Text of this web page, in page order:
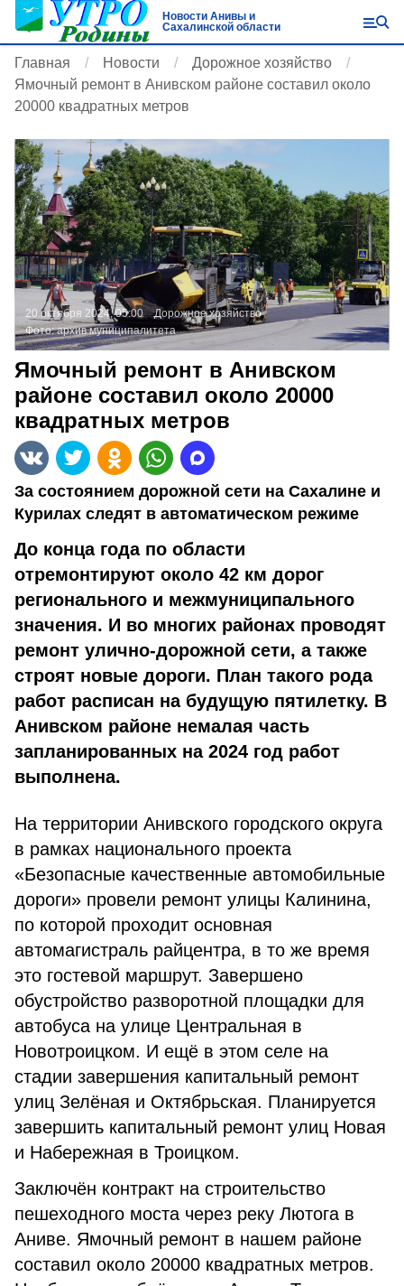
Новости Анивы и
Сахалинской области
Главная Новости
Дорожное хозяйство
Ямочный ремонт в Анивском районе составил около
20000 квадратных метров
20 октября 2024, 05:00
Дорожное хозяйство
Фото:архив муниципалитета
Ямочный ремонт в Анивском
районе составил около 20000
квадратных метров
За состоянием дорожной сети на Сахалине и
Курилах следят в автоматическом режиме
До конца года по области
отремонтируют около 42 км дорог
регионального и межмуниципального
значения. И во многих районах проводят
ремонт улично-дорожной сети, а также
строят новые дороги. План такого рода
работ расписан на будущую пятилетку. В
Анивском районе немалая часть
запланированных на 2024 год работ
выполнена.
На территории Анивского городского округа
в рамках национального проекта
«Безопасные качественные автомобильные
дороги» провели ремонт улицы Калинина,
по которой проходит основная
автомагистраль райцентра, в то же время
это гостевой маршрут. Завершено
обустройство разворотной площадки для
автобуса на улице Центральная в
Новотроицком. И ещё в этом селе на
стадии завершения капитальный ремонт
улиц Зелёная и Октябрьская. Планируется
завершить капитальный ремонт улиц Новая
и Набережная в Троицком.
Заключён контракт на строительство
пешеходного моста через реку Лютога в
Аниве. Ямочный ремонт в нашем районе
составил около 20000 квадратных метров.